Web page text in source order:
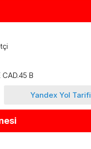
CAD.45 B
Yandex Yol Tarifi